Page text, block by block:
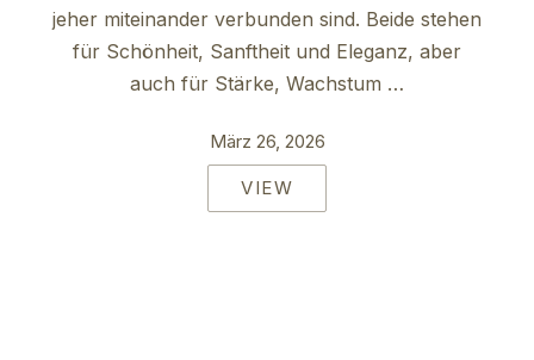
jeher miteinander verbunden sind. Beide stehen
für Schönheit, Sanftheit und Eleganz, aber
auch für Stärke, Wachstum …
März 26, 2026
VIEW